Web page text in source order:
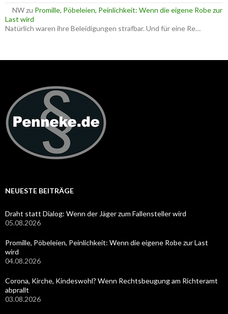
NWzu Promille, Pöbeleien, Peinlichkeit: Wenn die eigene Robe zur
Last wird
Natürlich waren ihre Beleidigungen strafbar. Und für eine Re…
NEUESTE BEITRÄGE
Draht statt Dialog: Wenn der Jäger zum Fallensteller wird
05.08.2026
Promille, Pöbeleien, Peinlichkeit: Wenn die eigene Robe zur Last
wird
04.08.2026
Corona, Kirche, Kindeswohl? Wenn Rechtsbeugung am Richteramt
abprallt
03.08.2026